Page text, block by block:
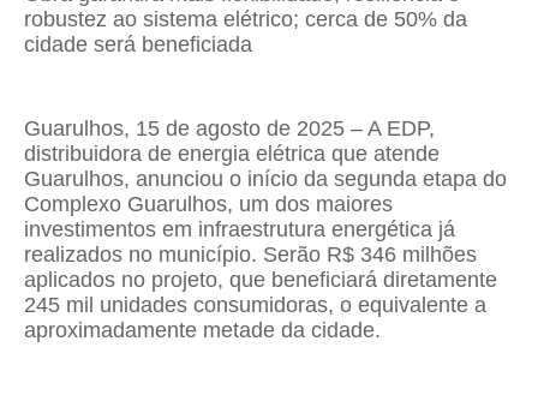
robustez ao sistema elétrico; cerca de 50% da
cidade será beneficiada
Guarulhos, 15 de agosto de 2025 – A EDP,
distribuidora de energia elétrica que atende
Guarulhos, anunciou o início da segunda etapa do
Complexo Guarulhos, um dos maiores
investimentos em infraestrutura energética já
realizados no município. Serão R$ 346 milhões
aplicados no projeto, que beneficiará diretamente
245 mil unidades consumidoras, o equivalente a
aproximadamente metade da cidade.